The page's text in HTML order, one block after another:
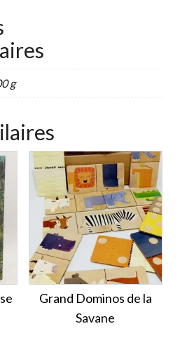
g
Grand Dominos de la
Savane